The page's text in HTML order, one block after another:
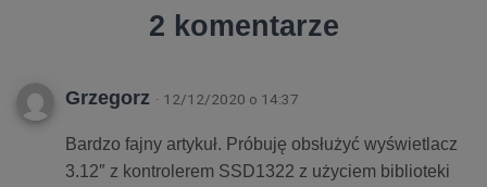
2 komentarze
Grzegorz · 12/12/2020 o 14:37
Bardzo fajny artykuł. Próbuję obsłużyć wyświetlacz
3.12″ z kontrolerem SSD1322 z użyciem biblioteki